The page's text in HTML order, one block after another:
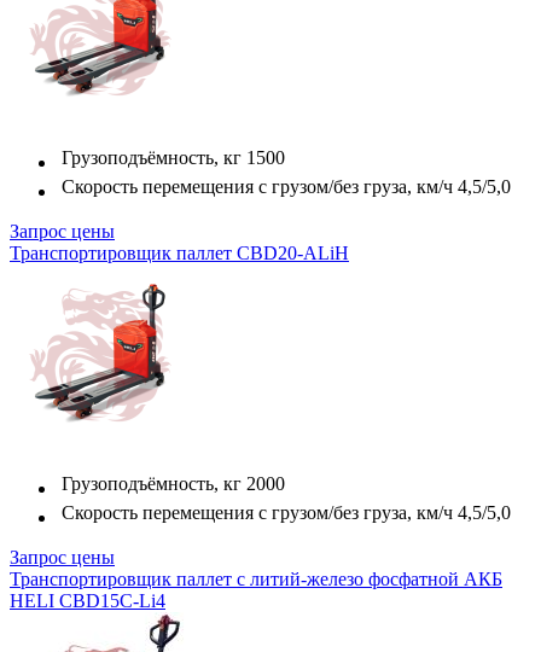
Грузоподъёмность, кг 1500
Скорость перемещения с грузом/без груза, км/ч 4,5/5,0
Запрос цены
Транспортировщик паллет CBD20-ALiH
Грузоподъёмность, кг 2000
Скорость перемещения с грузом/без груза, км/ч 4,5/5,0
Запрос цены
Транспортировщик паллет с литий-железо фосфатной АКБ
HELI CBD15C-Li4